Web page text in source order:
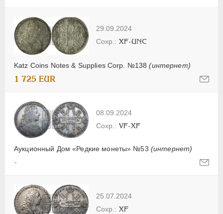
29.09.2024
Katz Coins Notes & Supplies Corp. №138(интернет)
XF-UNC
1 725 EUR
08.09.2024
Аукционный Дом «Редкие монеты» №53 (интернет)
VF-XF
-
25.07.2024
XF